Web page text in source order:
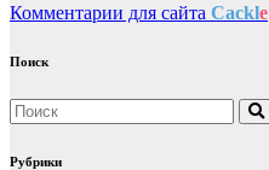
Комментарии для сайта Cackle
Поиск
Рубрики